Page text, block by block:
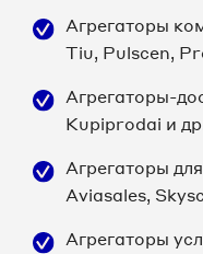
Агрегаторы
Tiu, Pulscen,
Агрегаторы-
Kupiprodai и
Агрегаторы
Aviasales,
Агрегаторы